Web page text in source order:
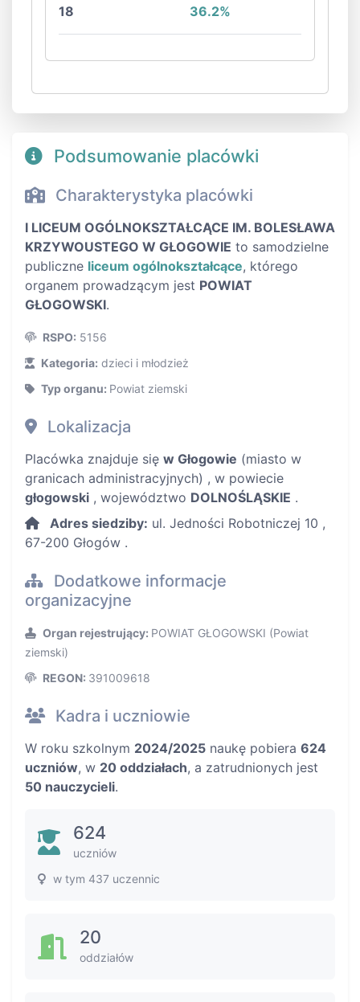
18 36.2%
Podsumowanie placówki
Charakterystyka placówki
I LICEUM OGÓLNOKSZTAŁCĄCE IM. BOLESŁAWA
KRZYWOUSTEGO W GŁOGOWIE to samodzielne
publiczne liceum ogólnokształcące, którego
organem prowadzącym jest POWIAT
GŁOGOWSKI.
RSPO: 5156
Kategoria: dzieci i młodzież
Typ organu: Powiat ziemski
Lokalizacja
Placówka znajduje się w Głogowie (miasto w
granicach administracyjnych) , w powiecie
głogowski , województwo DOLNOŚLĄSKIE .
Adres siedziby: ul. Jedności Robotniczej 10 ,
67-200 Głogów .
Dodatkowe informacje
organizacyjne
Organ rejestrujący: POWIAT GŁOGOWSKI (Powiat
ziemski)
REGON: 391009618
Kadra i uczniowie
W roku szkolnym 2024/2025 naukę pobiera 624
uczniów, w 20 oddziałach, a zatrudnionych jest
50 nauczycieli.
624
uczniów
w tym 437 uczennic
20
oddziałów